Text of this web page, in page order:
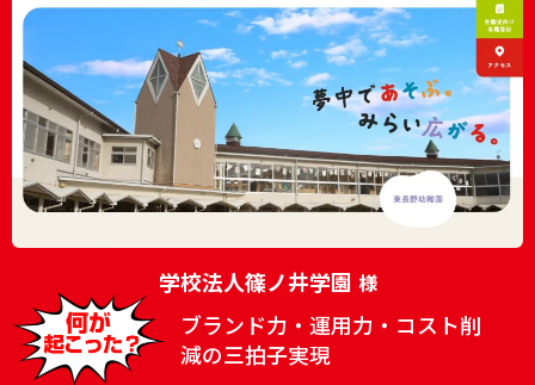
学校法人篠ノ井学園 様
ブランド力・運用力・コスト削
減の三拍子実現